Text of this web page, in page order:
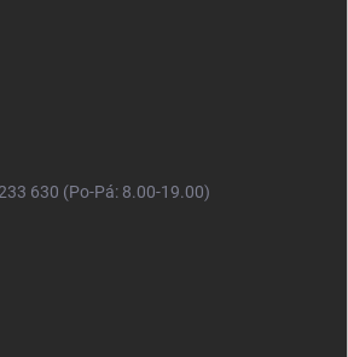
630 (Po-Pá: 8.00-19.00)